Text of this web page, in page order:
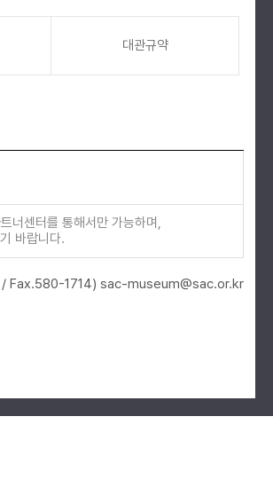
대관규약
너센터를 통해서만 가능하며,
바랍니다.
Fax.580-1714) sac-museum@sac.or.kr